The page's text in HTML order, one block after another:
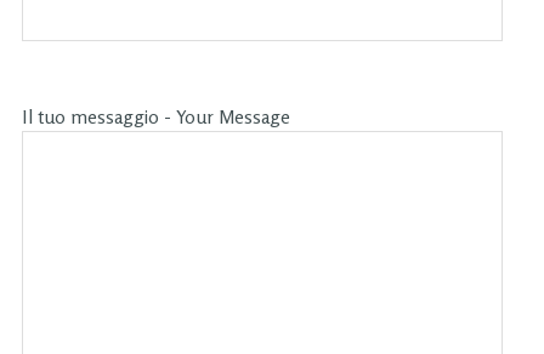
Il tuo messaggio - Your Message